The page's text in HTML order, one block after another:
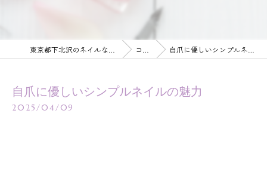
コラム 自爪に優しいシンプルネイルの魅力
自爪に優しいシンプルネイルの魅力
2025/04/09